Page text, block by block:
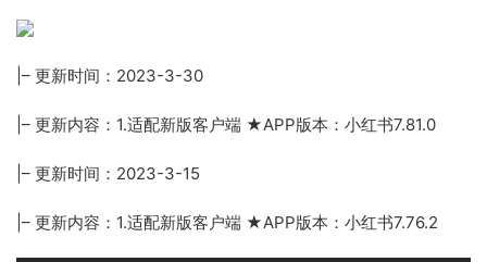
|– 更新时间：2023-3-30
|– 更新内容：1.适配新版客户端 ★APP版本：小红书7.81.0
|– 更新时间：2023-3-15
|– 更新内容：1.适配新版客户端 ★APP版本：小红书7.76.2